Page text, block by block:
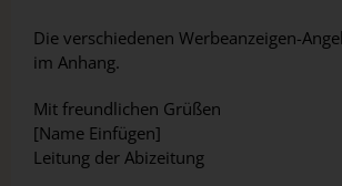
Die verschiedenen Werbeanzeigen-
im Anhang.
Mit freundlichen Grüßen
[Name Einfügen]
Leitung der Abizeitung